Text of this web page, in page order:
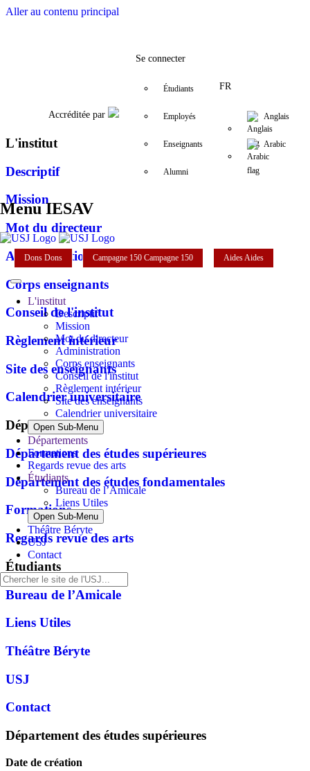
Aller au contenu principal
FacebookTwitter
Accréditée par
Se connecter
Étudiants
Employés
Enseignants
Alumni
FR
Anglais
Arabic
Menu IESAV
Dons Dons Campagne 150 Campagne 150 AidesAides
L'institut
Descriptif
Mission
Mot du directeur
Administration
Corps enseignants
Conseil de l'institut
Règlement intérieur
Site des enseignants
Calendrier universitaire
Open Sub-Menu
Départements
Formations
Regards revue des arts
Étudiants
Bureau de l’Amicale
Liens Utiles
Open Sub-Menu
Théâtre Béryte
USJ
Contact
L'institut
Descriptif
Mission
Mot du directeur
Administration
Corps enseignants
Conseil de l'institut
Règlement intérieur
Site des enseignants
Calendrier universitaire
Départements
Département des études supérieures
Département des études fondamentales
Formations
Regards revue des arts
Étudiants
Bureau de l’Amicale
Liens Utiles
Théâtre Béryte
USJ
Contact
Département des études supérieures
Date de création